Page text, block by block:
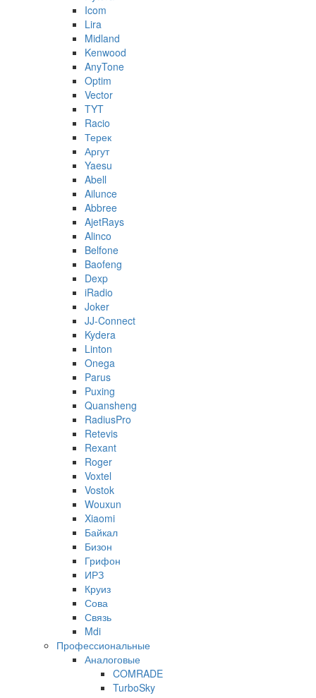
Icom
Lira
Midland
Kenwood
AnyTone
Optim
Vector
TYT
Racio
Терек
Аргут
Yaesu
Abell
Ailunce
Abbree
AjetRays
Alinco
Belfone
Baofeng
Dexp
iRadio
Joker
JJ-Connect
Kydera
Linton
Onega
Parus
Puxing
Quansheng
RadiusPro
Retevis
Rexant
Roger
Voxtel
Vostok
Wouxun
Xiaomi
Байкал
Бизон
Грифон
ИРЗ
Круиз
Сова
Связь
Mdi
Профессиональные
Аналоговые
COMRADE
TurboSky